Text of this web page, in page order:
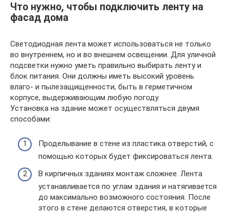
Что нужно, чтобы подключить ленту на
фасад дома
Светодиодная лента может использоваться не только
во внутреннем, но и во внешнем освещении. Для уличной
подсветки нужно уметь правильно выбирать ленту и
блок питания. Они должны иметь высокий уровень
влаго- и пылезащищенности, быть в герметичном
корпусе, выдерживающим любую погоду.
Установка на здание может осуществляться двумя
способами:
Проделывание в стене из пластика отверстий, с
помощью которых будет фиксироваться лента.
В кирпичных зданиях монтаж сложнее. Лента
устанавливается по углам здания и натягивается
до максимально возможного состояния. После
этого в стене делаются отверстия, в которые